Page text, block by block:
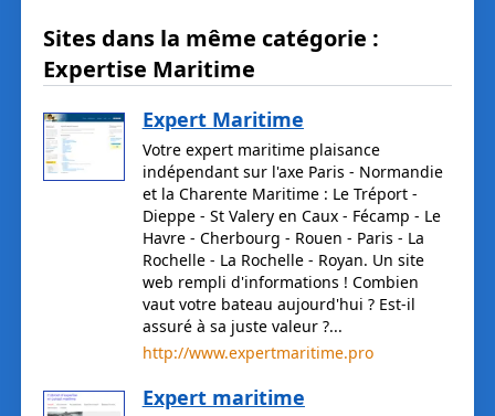
Sites dans la même catégorie :
Expertise Maritime
Expert Maritime
Votre expert maritime plaisance
indépendant sur l'axe Paris - Normandie
et la Charente Maritime : Le Tréport -
Dieppe - St Valery en Caux - Fécamp - Le
Havre - Cherbourg - Rouen - Paris - La
Rochelle - La Rochelle - Royan. Un site
web rempli d'informations ! Combien
vaut votre bateau aujourd'hui ? Est-il
assuré à sa juste valeur ?...
http://www.expertmaritime.pro
Expert maritime